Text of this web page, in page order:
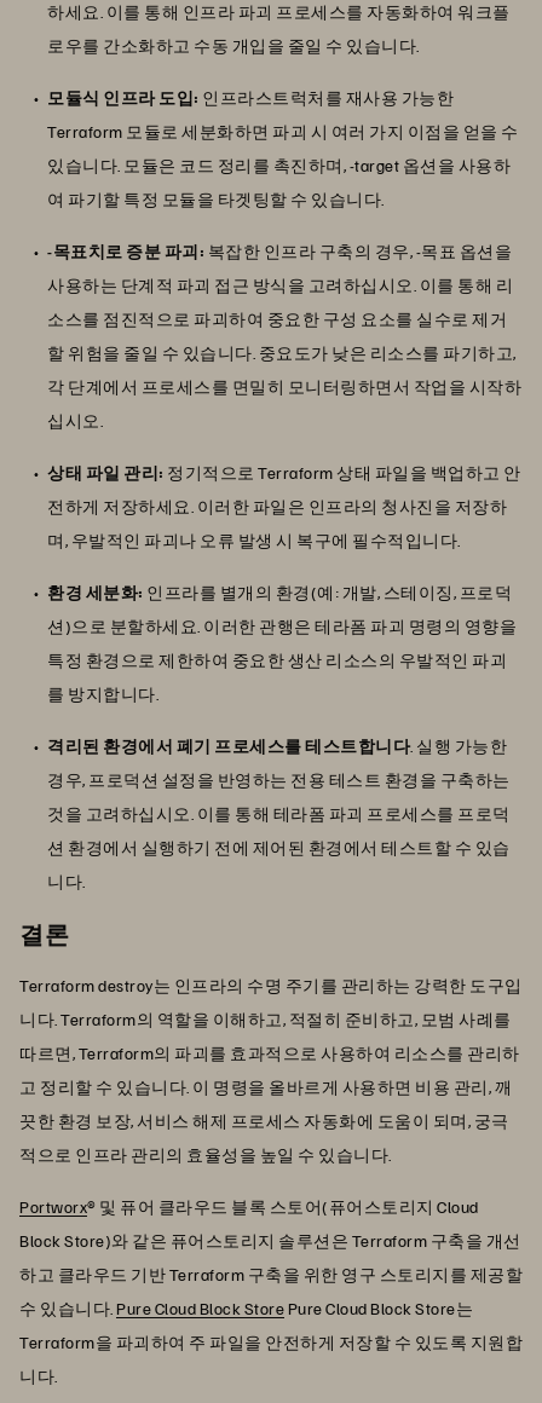
하세요. 이를 통해 인프라 파괴 프로세스를 자동화하여 워크플
로우를 간소화하고 수동 개입을 줄일 수 있습니다.
모듈식 인프라 도입: 인프라스트럭처를 재사용 가능한
Terraform 모듈로 세분화하면 파괴 시 여러 가지 이점을 얻을 수
있습니다. 모듈은 코드 정리를 촉진하며, -target 옵션을 사용하
여 파기할 특정 모듈을 타겟팅할 수 있습니다.
-목표치로 증분 파괴: 복잡한 인프라 구축의 경우, -목표 옵션을
사용하는 단계적 파괴 접근 방식을 고려하십시오. 이를 통해 리
소스를 점진적으로 파괴하여 중요한 구성 요소를 실수로 제거
할 위험을 줄일 수 있습니다. 중요도가 낮은 리소스를 파기하고,
각 단계에서 프로세스를 면밀히 모니터링하면서 작업을 시작하
십시오.
상태 파일 관리: 정기적으로 Terraform 상태 파일을 백업하고 안
전하게 저장하세요. 이러한 파일은 인프라의 청사진을 저장하
며, 우발적인 파괴나 오류 발생 시 복구에 필수적입니다.
환경 세분화: 인프라를 별개의 환경(예: 개발, 스테이징, 프로덕
션)으로 분할하세요. 이러한 관행은 테라폼 파괴 명령의 영향을
특정 환경으로 제한하여 중요한 생산 리소스의 우발적인 파괴
를 방지합니다.
격리된 환경에서 폐기 프로세스를 테스트합니다. 실행 가능한
경우, 프로덕션 설정을 반영하는 전용 테스트 환경을 구축하는
것을 고려하십시오. 이를 통해 테라폼 파괴 프로세스를 프로덕
션 환경에서 실행하기 전에 제어된 환경에서 테스트할 수 있습
니다.
결론
Terraform destroy는 인프라의 수명 주기를 관리하는 강력한 도구입
니다. Terraform의 역할을 이해하고, 적절히 준비하고, 모범 사례를
따르면, Terraform의 파괴를 효과적으로 사용하여 리소스를 관리하
고 정리할 수 있습니다. 이 명령을 올바르게 사용하면 비용 관리, 깨
끗한 환경 보장, 서비스 해제 프로세스 자동화에 도움이 되며, 궁극
적으로 인프라 관리의 효율성을 높일 수 있습니다.
Portworx® 및 퓨어 클라우드 블록 스토어(퓨어스토리지 Cloud
Block Store)와 같은 퓨어스토리지 솔루션은 Terraform 구축을 개선
하고 클라우드 기반 Terraform 구축을 위한 영구 스토리지를 제공할
수 있습니다.Pure Cloud Block StorePure Cloud Block Store는
Terraform을 파괴하여 주 파일을 안전하게 저장할 수 있도록 지원합
니다.